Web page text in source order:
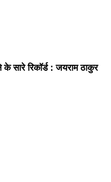
सारे रिकॉर्ड : जयराम ठाकुर